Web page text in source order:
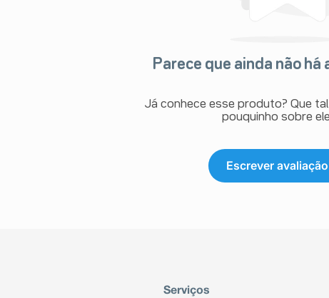
Parece que ainda não há
Já conhece esse produto? Que
pouquinho sobre
Escrever avaliação
Serviços